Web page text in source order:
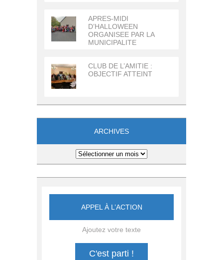
APRES-MIDI
D’HALLOWEEN
ORGANISEE PAR LA
MUNICIPALITE
CLUB DE L’AMITIE :
OBJECTIF ATTEINT
ARCHIVES
APPEL À L’ACTION
Ajoutez votre texte
C'est parti !